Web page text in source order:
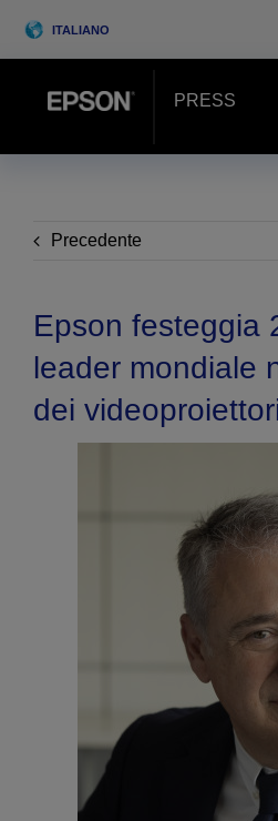
ITALIANO
PRESS
Case history
Eventi
Search
Precedente
Epson festeggia
leader mondiale
dei